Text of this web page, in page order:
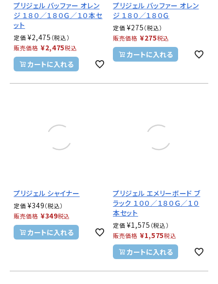
プリジェル バッファー オレン
ジ １８０／１８０Ｇ／１０本セ
ット
定価 ¥2,475
販売価格 ¥2,475税込
カートに入れる
プリジェル バッファー オレン
ジ １８０／１８０Ｇ
定価 ¥275
販売価格 ¥275税込
カートに入れる
プリジェル シャイナー
定価 ¥349
販売価格 ¥349税込
カートに入れる
プリジェル エメリーボード ブ
ラック １００／１８０Ｇ／１０
本セット
定価 ¥1,575
販売価格 ¥1,575税込
カートに入れる